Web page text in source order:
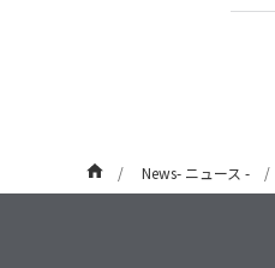
News- ニュース -